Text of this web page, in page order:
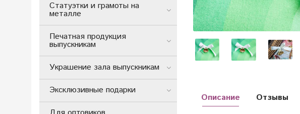
Описание Отзывы
Статуэтки и грамоты на
металле
Печатная продукция
выпускникам
Украшение зала выпускникам
Эксклюзивные подарки